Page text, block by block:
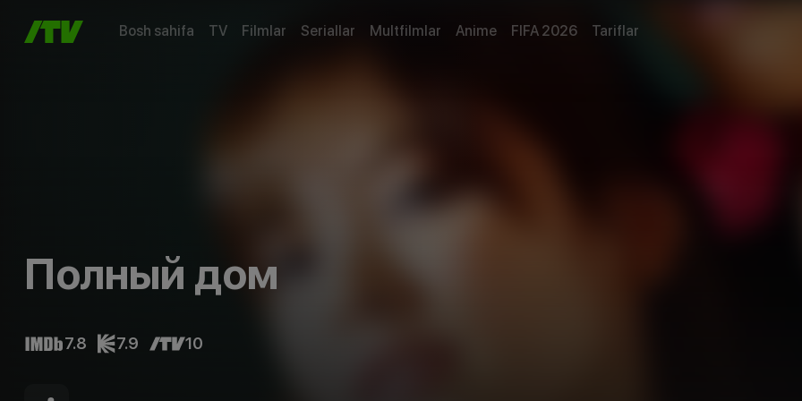
Bosh sahifa TV Filmlar Seriallar Multfilmlar Anime FIFA 2026 Tariflar
Полный дом
7.8 7.9 10